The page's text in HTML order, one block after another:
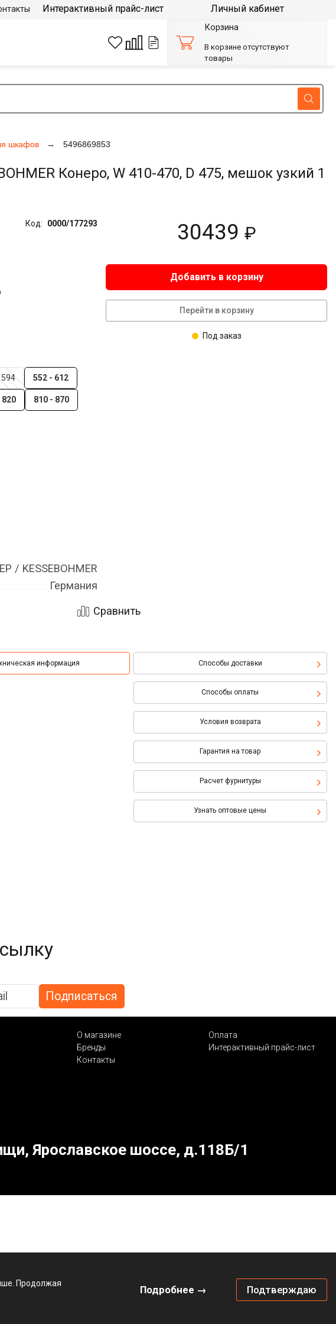
шкафов 5496869853
Конеро, W 410-470, D 475, мешок узкий 1
Код: 0000/177293 30439 ₽
552 - 612
820 810 - 870
/ KESSEBOHMER
Германия
Добавить в корзину
Перейти в корзину
Под заказ
Сравнить
информация Способы доставки
Способы оплаты
Условия возврата
Гарантия на товар
Расчет фурнитуры
Узнать оптовые цены
Интерактивный прайс-лист Личный кабинет
Корзина
В корзине отсутствуют
товары
Продолжая
Подробнее → Подтверждаю
О магазине
Оплата
Бренды
Интерактивный прайс-лист
Контакты
Ярославское шоссе, д.118Б/1